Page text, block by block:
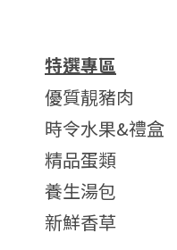
特選專區
優質靚豬肉
時令水果&禮盒
精品蛋類
養生湯包
新鮮香草